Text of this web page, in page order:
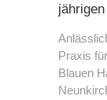
SRT-
Praxis
Blauen